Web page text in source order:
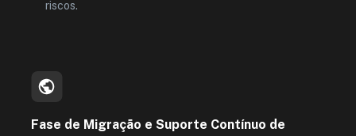
riscos.
Fase de Migração e Suporte Contínuo de